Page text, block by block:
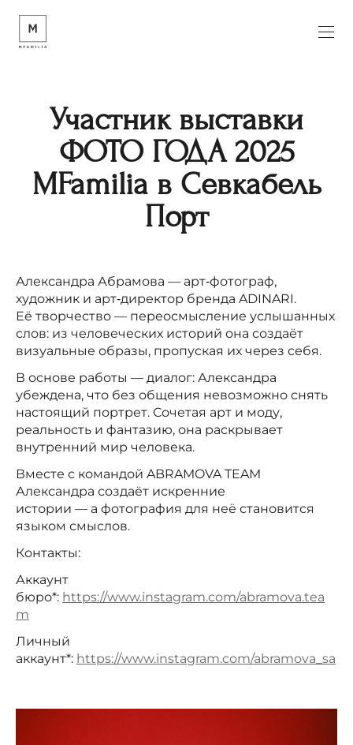
Участник выставки
ФОТО ГОДА 2025
MFamilia в Севкабель
Порт
Александра Абрамова — арт‑фотограф,
художник и арт‑директор бренда ADINARI.
Её творчество — переосмысление услышанных
слов: из человеческих историй она создаёт
визуальные образы, пропуская их через себя.
В основе работы — диалог: Александра
убеждена, что без общения невозможно снять
настоящий портрет. Сочетая арт и моду,
реальность и фантазию, она раскрывает
внутренний мир человека.
Вместе с командой ABRAMOVA TEAM
Александра создаёт искренние
истории — а фотография для неё становится
языком смыслов.
Контакты:
Аккаунт
бюро*: https://www.instagram.com/abramova.tea
m
Личный
аккаунт*: https://www.instagram.com/abramova_sa